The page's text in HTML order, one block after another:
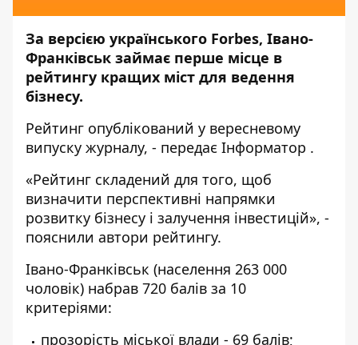
За версією українського Forbes, Івано-
Франківськ займає перше місце в
рейтингу кращих міст для ведення
бізнесу.
Рейтинг опублікований у вересневому
випуску журналу, - передає Інформатор .
«Рейтинг складений для того, щоб
визначити перспективні напрямки
розвитку бізнесу і залучення інвестицій», -
пояснили автори рейтингу.
Івано-Франківськ (населення 263 000
чоловік) набрав 720 балів за 10
критеріями:
прозорість міської влади - 69 балів;